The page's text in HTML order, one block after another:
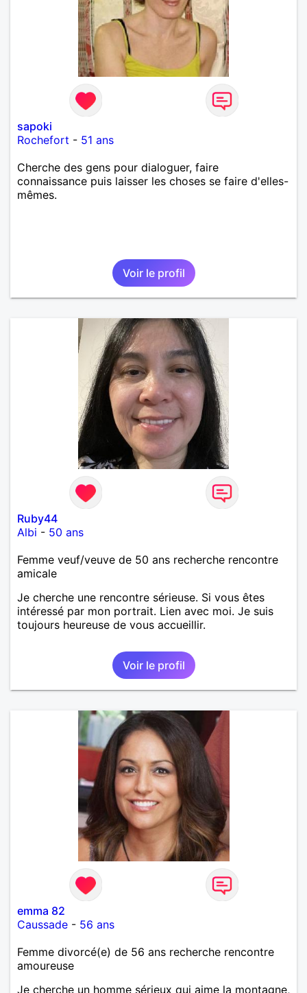
sapoki
Rochefort - 51 ans
Cherche des gens pour dialoguer, faire
connaissance puis laisser les choses se faire d'elles-
mêmes.
Voir le profil
Ruby44
Albi - 50 ans
Femme veuf/veuve de 50 ans recherche rencontre
amicale
Je cherche une rencontre sérieuse. Si vous êtes
intéressé par mon portrait. Lien avec moi. Je suis
toujours heureuse de vous accueillir.
Voir le profil
emma 82
Caussade - 56 ans
Femme divorcé(e) de 56 ans recherche rencontre
amoureuse
Je cherche un homme sérieux qui aime la montagne,